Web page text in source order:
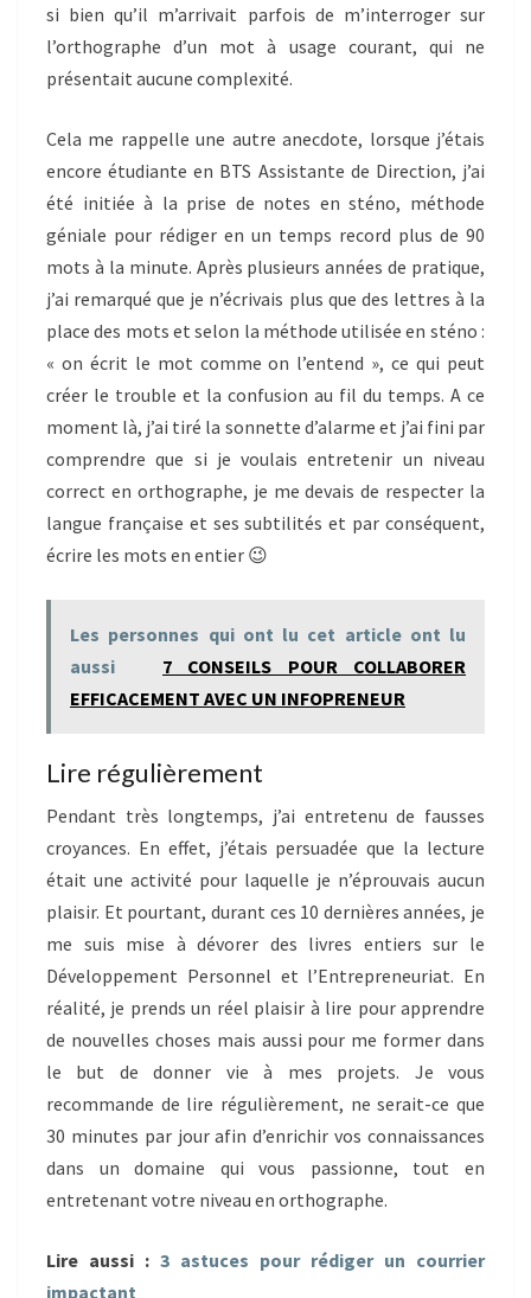
si bien qu’il m’arrivait parfois de m’interroger sur
l’orthographe d’un mot à usage courant, qui ne
présentait aucune complexité.
Cela me rappelle une autre anecdote, lorsque j’étais
encore étudiante en BTS Assistante de Direction, j’ai
été initiée à la prise de notes en sténo, méthode
géniale pour rédiger en un temps record plus de 90
mots à la minute. Après plusieurs années de pratique,
j’ai remarqué que je n’écrivais plus que des lettres à la
place des mots et selon la méthode utilisée en sténo :
« on écrit le mot comme on l’entend », ce qui peut
créer le trouble et la confusion au fil du temps. A ce
moment là, j’ai tiré la sonnette d’alarme et j’ai fini par
comprendre que si je voulais entretenir un niveau
correct en orthographe, je me devais de respecter la
langue française et ses subtilités et par conséquent,
écrire les mots en entier 😉
Les personnes qui ont lu cet article ont lu
aussi
7 CONSEILS POUR COLLABORER
EFFICACEMENT AVEC UN INFOPRENEUR
Lire régulièrement
Pendant très longtemps, j’ai entretenu de fausses
croyances. En effet, j’étais persuadée que la lecture
était une activité pour laquelle je n’éprouvais aucun
plaisir. Et pourtant, durant ces 10 dernières années, je
me suis mise à dévorer des livres entiers sur le
Développement Personnel et l’Entrepreneuriat. En
réalité, je prends un réel plaisir à lire pour apprendre
de nouvelles choses mais aussi pour me former dans
le but de donner vie à mes projets. Je vous
recommande de lire régulièrement, ne serait-ce que
30 minutes par jour afin d’enrichir vos connaissances
dans un domaine qui vous passionne, tout en
entretenant votre niveau en orthographe.
Lire aussi : 3 astuces pour rédiger un courrier
impactant